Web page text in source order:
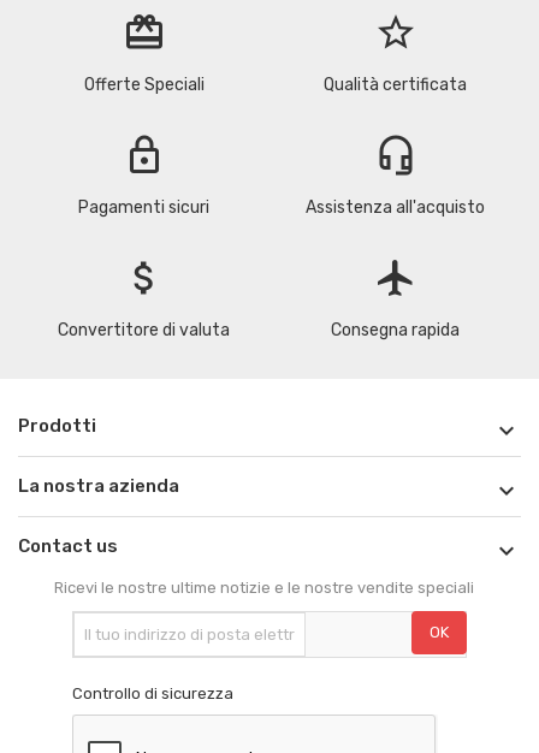
redeem
Offerte Speciali
star_border
Qualità certificata
lock
Pagamenti sicuri
headset_mic
Assistenza all'acquisto
attach_money
Convertitore di valuta
flight
Consegna rapida
Prodotti 
La nostra azienda 
Contact us 
Ricevi le nostre ultime notizie e le nostre vendite speciali
Controllo di sicurezza